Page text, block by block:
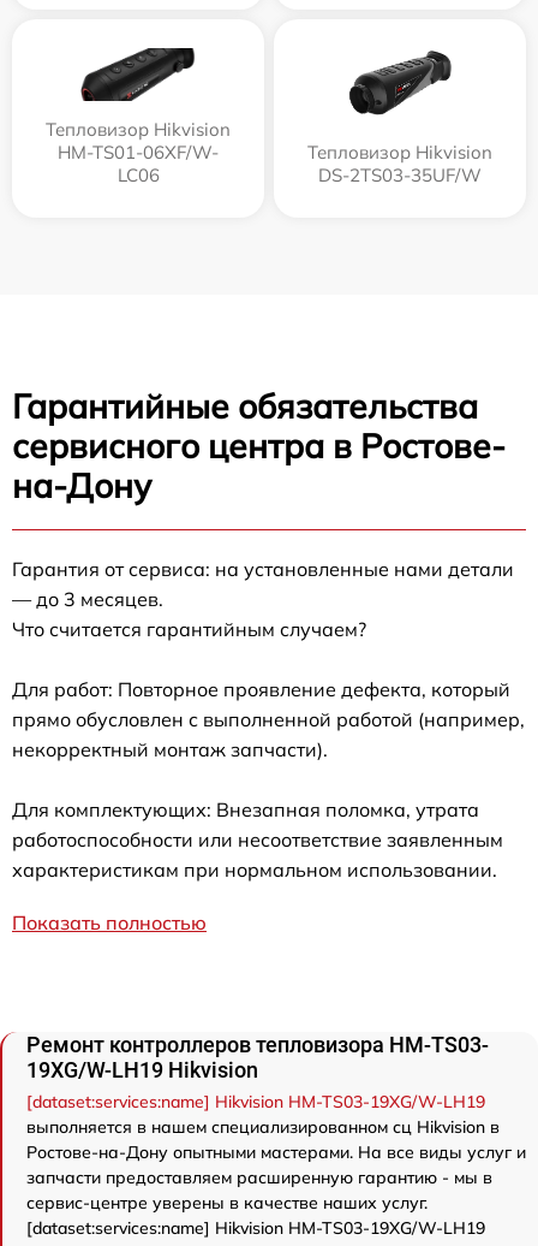
Тепловизор Hikvision
HM-TS01-06XF/W-
LC06
Тепловизор Hikvision
DS-2TS03-35UF/W
Гарантийные обязательства
сервисного центра в Ростове-
на-Дону
Гарантия от сервиса: на установленные нами детали
— до 3 месяцев.
Что считается гарантийным случаем?
Для работ: Повторное проявление дефекта, который
прямо обусловлен с выполненной работой (например,
некорректный монтаж запчасти).
Для комплектующих: Внезапная поломка, утрата
работоспособности или несоответствие заявленным
характеристикам при нормальном использовании.
Показать полностью
Ремонт контроллеров тепловизора HM-TS03-
19XG/W-LH19 Hikvision
[dataset:services:name] Hikvision HM-TS03-19XG/W-LH19
выполняется в нашем специализированном сц Hikvision в
Ростове-на-Дону опытными мастерами. На все виды услуг и
запчасти предоставляем расширенную гарантию - мы в
сервис-центре уверены в качестве наших услуг.
[dataset:services:name] Hikvision HM-TS03-19XG/W-LH19